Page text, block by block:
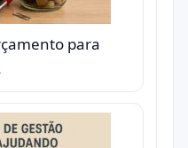
para